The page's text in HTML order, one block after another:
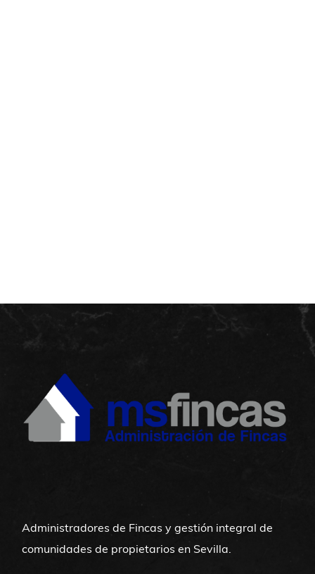
Administradores de Fincas y gestión integral de
comunidades de propietarios en Sevilla.